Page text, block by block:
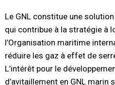
Le GNL constitue une
qui contribue à la stratégie à
l’Organisation maritime
réduire les gaz à effet de
L’intérêt pour le
d’avitaillement en GNL marin